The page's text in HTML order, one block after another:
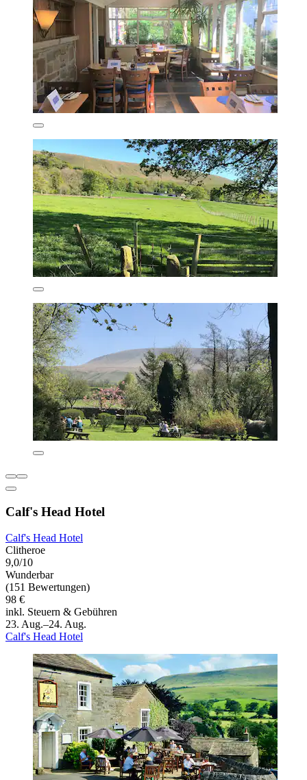
Calf's Head Hotel
Calf's Head Hotel
Clitheroe
9,0/10
Wunderbar
(151 Bewertungen)
98 €
inkl. Steuern & Gebühren
23. Aug.–24. Aug.
Calf's Head Hotel